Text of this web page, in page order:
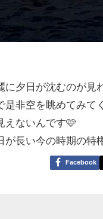
夕日が沈むのが見
非空を眺めてみて
えないんです🩷
が長い今の時期の特
Facebook